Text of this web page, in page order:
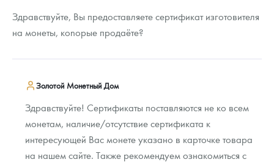
Здравствуйте, Вы предоставляете сертификат изготовителя
на монеты, коnорые продаёте?
Золотой Монетный Дом
Здравствуйте! Cертификаты поставляются не ко всем
монетам, наличие/отсутствие сертификата к
интересующей Вас монете указано в карточке товара
на нашем сайте. Также рекомендуем ознакомиться с